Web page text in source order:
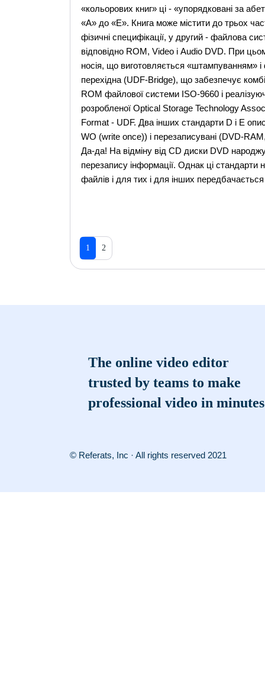
«кольорових книг» ці - «упорядковані за
«A» до «E». Книга може містити до трьох
фізичні специфікації, у другий - файлова
відповідно ROM, Video і Audio DVD. При
носія, що виготовляється «штампуванням»
перехідна (UDF-Bridge), що забезпечує
ROM файлової системи ISO-9660 і
розробленої Optical Storage Technology
Format - UDF. Два інших стандарти D і E
WO (write once)) і перезаписувані (DVD-
Да-да! На відміну від CD диски DVD
перезапису інформації. Однак ці
файлів і для тих і для інших
1 2
The online video editor
trusted by teams to make
professional video in minutes
© Referats, Inc · All rights reserved 2021